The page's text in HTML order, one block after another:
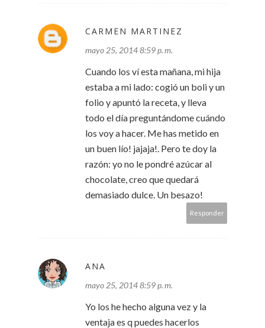
CARMEN MARTINEZ
mayo 25, 2014 8:59 p. m.
Cuando los ví esta mañana, mi hija
estaba a mi lado: cogió un boli y un
folio y apuntó la receta, y lleva
todo el día preguntándome cuándo
los voy a hacer. Me has metido en
un buen lío! jajaja!. Pero te doy la
razón: yo no le pondré azúcar al
chocolate, creo que quedará
demasiado dulce. Un besazo!
Responder
ANA
mayo 25, 2014 8:59 p. m.
Yo los he hecho alguna vez y la
ventaja es q puedes hacerlos